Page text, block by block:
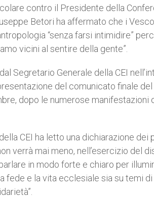
contro il Presidente della
Betori ha affermato che i
“senza farsi intimidire”
vicini al sentire della gente”.
Segretario Generale della CEI
del comunicato finale
dopo le numerose
CEI ha letto una dichiarazione dei
verrà mai meno, nell’esercizio del
in modo forte e chiaro per
fede e la vita ecclesiale sia su temi